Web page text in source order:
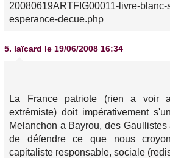
20080619ARTFIG00011-livre-
esperance-decue.php
5. laïcard le 19/06/2008 16:34
La France patriote (rien a voir
extrémiste) doit impérativement
Melanchon a Bayrou, des
de défendre ce que nous
capitaliste responsable, sociale